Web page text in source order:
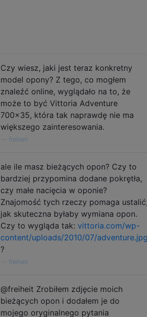
Czy wiesz, jaki jest teraz konkretny
model opony? Z tego, co mogłem
znaleźć online, wyglądało na to, że
może to być Vittoria Adventure
700x35, która tak naprawdę nie ma
większego zainteresowania.
freiheit
ale ile masz bieżących opon? Czy to
bardziej przypomina dodane pokrętła,
czy małe nacięcia w oponie?
Znajomość tych rzeczy pomaga
jak skuteczna byłaby wymiana opon.
Czy to wygląda tak: vittoria.com/wp-
content/uploads/2010/07/
?
freiheit
@freiheit Zrobiłem zdjęcie moich
bieżących opon i dodałem je do
mojego oryginalnego pytania